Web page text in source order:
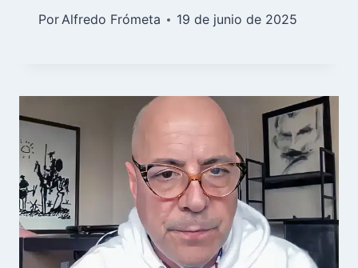
PorAlfredo Frómeta 19 de junio de 2025